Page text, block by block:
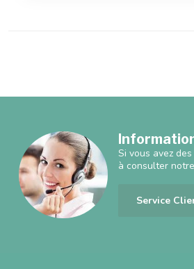
Si vous avez
à consulter
Service